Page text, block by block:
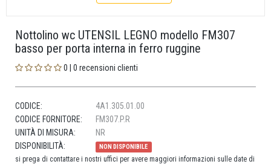
Nottolino wc UTENSIL LEGNO modello FM307
basso per porta interna in ferro ruggine
0 | 0 recensioni clienti
CODICE:
4A1.305.01.00
CODICE FORNITORE:
FM307.P.R
UNITÀ DI MISURA:
NR
DISPONIBILITÀ:
NON DISPONIBILE
si prega di contattare i nostri uffici per avere maggiori informazioni sulle date di